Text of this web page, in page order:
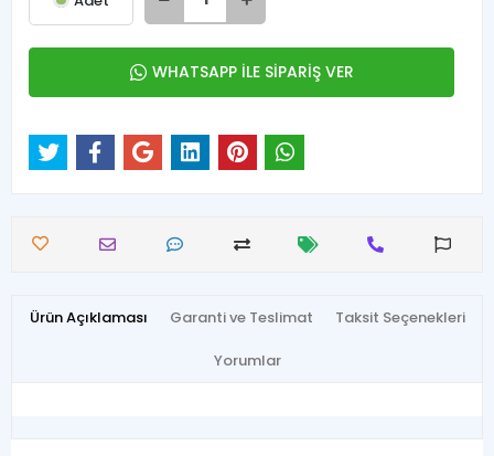
WHATSAPP İLE SİPARİŞ VER
Ürün Açıklaması Garanti ve Teslimat Taksit Seçenekleri
Yorumlar